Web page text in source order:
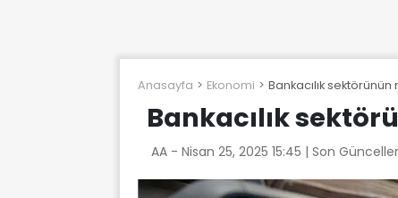
Anasayfa Ekonomi Bankacılık sektörünün
Bankacılık
AA - Nisan 25, 2025 15:45 | Son